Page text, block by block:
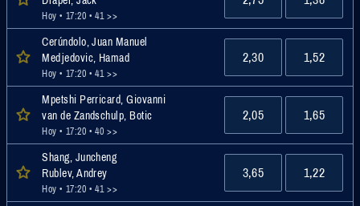
Hoy • 17:20 • 41 >>
Cerúndolo, Juan Manuel
Medjedovic, Hamad
Hoy • 17:20 • 41 >>
2,30 1,52
Mpetshi Perricard, Giovanni
van de Zandschulp, Botic
Hoy • 17:20 • 40 >>
2,05 1,65
Shang, Juncheng
Rublev, Andrey
Hoy • 17:20 • 41 >>
3,65 1,22